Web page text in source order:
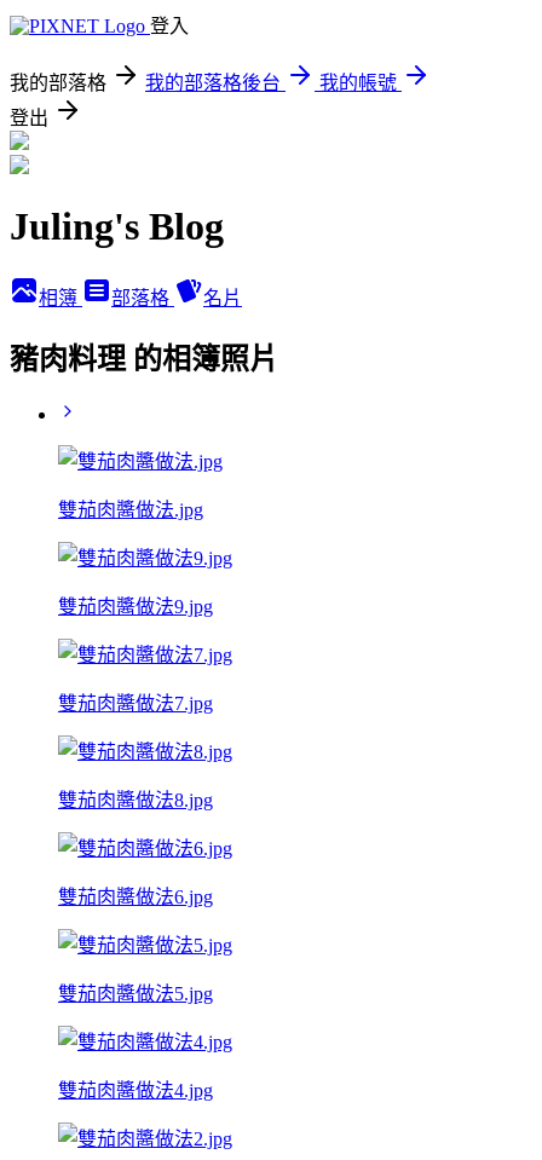
登入
我的部落格 我的部落格後台
我的帳號
登出
Juling's Blog
相簿 部落格 名片
豬肉料理 的相簿照片
雙茄肉醬做法.jpg
雙茄肉醬做法9.jpg
雙茄肉醬做法7.jpg
雙茄肉醬做法8.jpg
雙茄肉醬做法6.jpg
雙茄肉醬做法5.jpg
雙茄肉醬做法4.jpg